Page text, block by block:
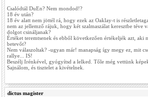
Csalódtál DuEn? Nem mondod!?
18 év után?
18 év alatt nem jöttél rá, hogy ezek az Oaklay-t is
nem az jellemző rájuk, hogy két szalmaszálat keresztbe téve
dolgot csináljanak?
Értéket teremtsenek és ebből következően értékeljék azt, aki
betevőt?
Nem válaszoltak? -ugyan már! manapság így megy ez, mit
rallye... IS!
Beszélj Irénkével, gyógyítsd a lelked. Tőle még vettünk
Sajnálom, és tisztelet a kivételnek.
dictus magister